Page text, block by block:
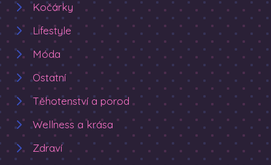
Kočárky
Lifestyle
Móda
Ostatní
Těhotenství a porod
Wellness a krása
Zdraví